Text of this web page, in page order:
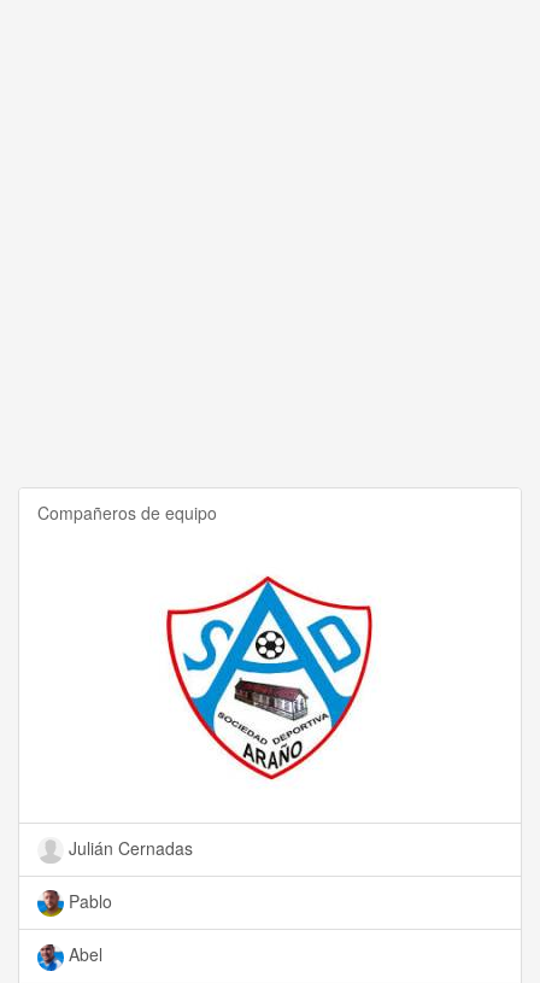
Compañeros de equipo
Julián Cernadas
Pablo
Abel